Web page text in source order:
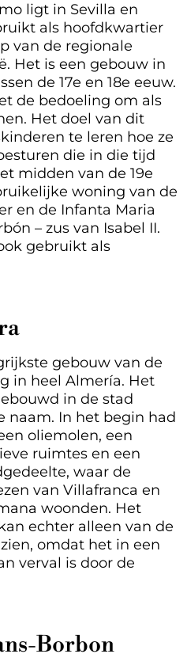
ligt in Sevilla en
als hoofdkwartier
van de regionale
Het is een gebouw in
de 17e en 18e eeuw.
de bedoeling om als
Het doel van dit
te leren hoe ze
die in die tijd
midden van de 19e
woning van de
en de Infanta Maria
– zus van Isabel II.
gebruikt als
gebouw van de
in heel Almería. Het
in de stad
naam. In het begin had
oliemolen, een
ruimtes en een
waar de
van Villafranca en
woonden. Het
echter alleen van de
omdat het in een
verval is door de
Borbon